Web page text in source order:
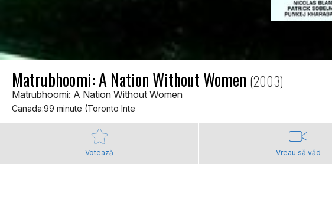
Matrubhoomi: A Nation Without Women (2003)
Matrubhoomi: A Nation Without Women
Canada:99 minute (Toronto Inte
Votează Vreau să văd